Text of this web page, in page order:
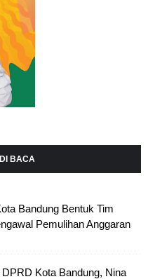
BACA
Bandung Bentuk Tim
Pemulihan Anggaran
Kota Bandung, Nina